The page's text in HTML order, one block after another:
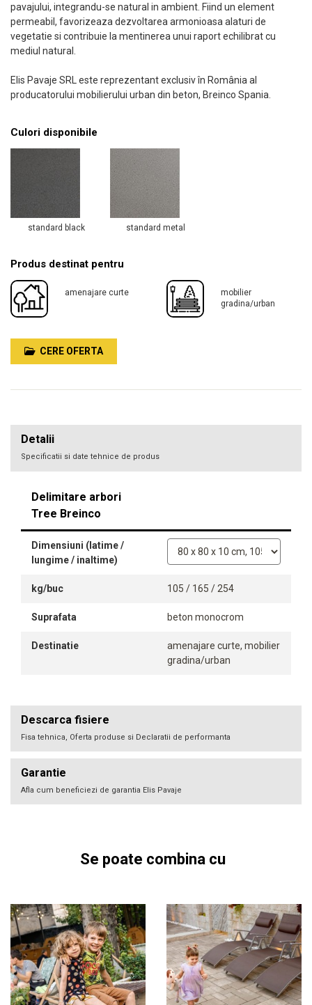
pavajului, integrandu-se natural in ambient. Fiind un element
permeabil, favorizeaza dezvoltarea armonioasa alaturi de
vegetatie si contribuie la mentinerea unui raport echilibrat cu
mediul natural.
Elis Pavaje SRL este reprezentant exclusiv în România al
producatorului mobilierului urban din beton, Breinco Spania.
Culori disponibile
standard black standard metal
Produs destinat pentru
amenajare curte
mobilier
gradina/urban
CERE OFERTA
Detalii
Specificatii si date tehnice de produs
Delimitare arbori
Tree Breinco
Dimensiuni (latime /
lungime / inaltime)
kg/buc 105 / 165 / 254
Suprafata beton monocrom
Destinatie
amenajare curte, mobilier
gradina/urban
Descarca fisiere
Fisa tehnica, Oferta produse si Declaratii de performanta
Garantie
Afla cum beneficiezi de garantia Elis Pavaje
Se poate combina cu